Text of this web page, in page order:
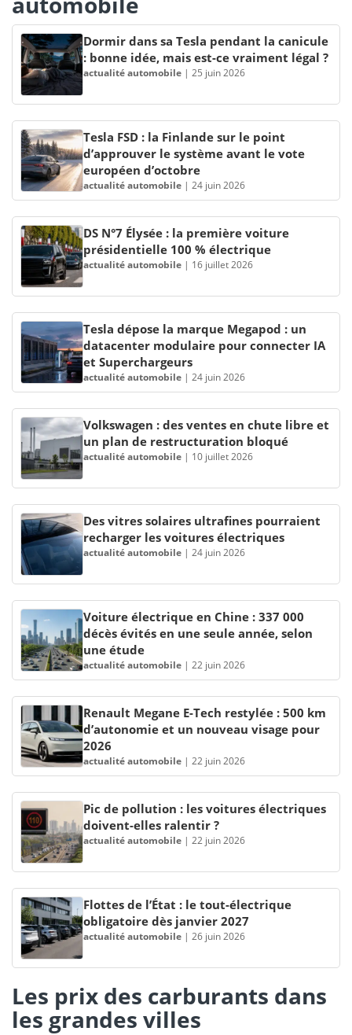
Dormir dans sa Tesla pendant la canicule
: bonne idée, mais est-ce vraiment légal ?
actualité automobile | 25 juin 2026
Tesla FSD : la Finlande sur le point
d’approuver le système avant le vote
européen d’octobre
actualité automobile | 24 juin 2026
DS N°7 Élysée : la première voiture
présidentielle 100 % électrique
actualité automobile | 16 juillet 2026
Tesla dépose la marque Megapod : un
datacenter modulaire pour connecter IA
et Superchargeurs
actualité automobile | 24 juin 2026
Volkswagen : des ventes en chute libre et
un plan de restructuration bloqué
actualité automobile | 10 juillet 2026
Des vitres solaires ultrafines pourraient
recharger les voitures électriques
actualité automobile | 24 juin 2026
Voiture électrique en Chine : 337 000
décès évités en une seule année, selon
une étude
actualité automobile | 22 juin 2026
Renault Megane E-Tech restylée : 500 km
d’autonomie et un nouveau visage pour
2026
actualité automobile | 22 juin 2026
Pic de pollution : les voitures électriques
doivent-elles ralentir ?
actualité automobile | 22 juin 2026
Flottes de l’État : le tout-électrique
obligatoire dès janvier 2027
actualité automobile | 26 juin 2026
Les prix des carburants dans
les grandes villes